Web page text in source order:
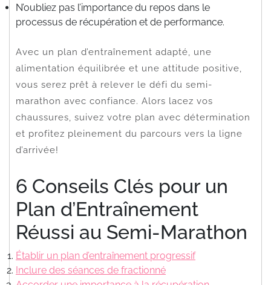
N’oubliez pas l’importance du repos dans le
processus de récupération et de performance.
Avec un plan d’entraînement adapté, une
alimentation équilibrée et une attitude positive,
vous serez prêt à relever le défi du semi-
marathon avec confiance. Alors lacez vos
chaussures, suivez votre plan avec détermination
et profitez pleinement du parcours vers la ligne
d’arrivée!
6 Conseils Clés pour un
Plan d’Entraînement
Réussi au Semi-Marathon
Établir un plan d’entraînement progressif
Inclure des séances de fractionné